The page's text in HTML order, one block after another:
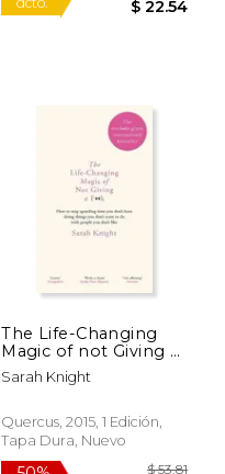
The Life-Changing
Magic of not Giving a
F**K: The Bestselling
Book Everyone is
F*Cks Given Guide)
(en Inglés)
Sarah Knight
Quercus, 2015, 1 Edición,
Tapa Dura, Nuevo